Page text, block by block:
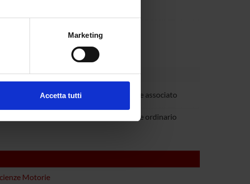
di qualche metro,Marketing
Accetta tutti
Alessandro Picelli Professore associato
Professore ordinario
Motorie